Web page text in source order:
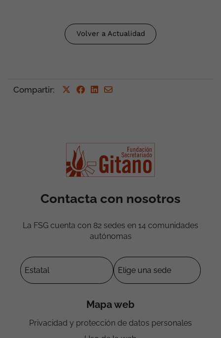
Volver a Actualidad
Compartir:
Contacta con nosotros
La FSG cuenta con 82 sedes en 14 comunidades
autónomas
Mapa web
Privacidad y protección de datos personales